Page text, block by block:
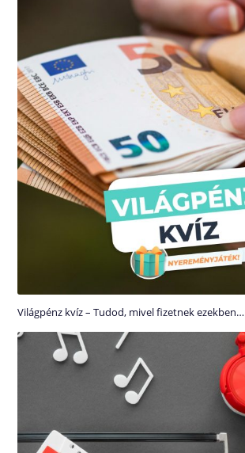
Világpénz kvíz – Tudod, mivel fizetnek ezekben…